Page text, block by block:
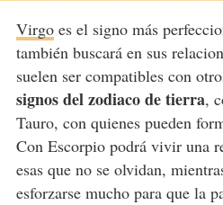
Virgoes el signo más
también buscará en sus
suelen ser compatibles con
signos del zodiaco de tierra,
Tauro, con quienes pueden
Con Escorpio podrá vivir una
esas que no se olvidan,
esforzarse mucho para que la